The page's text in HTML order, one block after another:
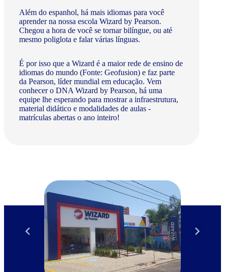
Além do espanhol, há mais idiomas para você
aprender na nossa escola Wizard by Pearson.
Chegou a hora de você se tornar bilíngue, ou até
mesmo poliglota e falar várias línguas.
É por isso que a Wizard é a maior rede de ensino de
idiomas do mundo (Fonte: Geofusion) e faz parte
da Pearson, líder mundial em educação. Vem
conhecer o DNA Wizard by Pearson, há uma
equipe lhe esperando para mostrar a infraestrutura,
material didático e modalidades de aulas -
matrículas abertas o ano inteiro!